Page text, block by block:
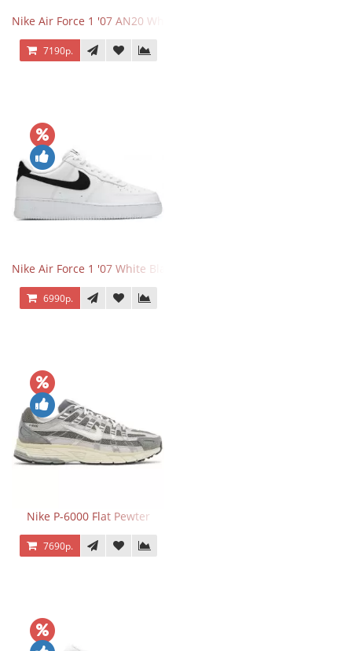
Nike Air Force 1 '07 AN20 White Black
7190р.
Nike Air Force 1 '07 White Black
6990р.
Nike P-6000 Flat Pewter
7690р.